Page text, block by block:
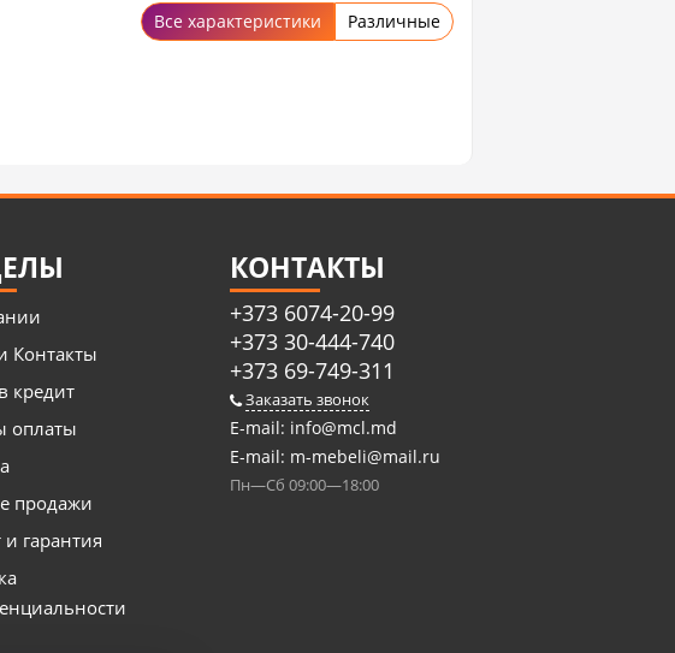
Все характеристики Различные
Контакты
кредит
оплаты
продажи
и гарантия
КОНТАКТЫ
+373 6074-20-99
+373 30-444-740
+373 69-749-311
Заказать звонок
E-mail: info@mcl.md
E-mail: m-mebeli@mail.ru
Пн—Сб 09:00—18:00